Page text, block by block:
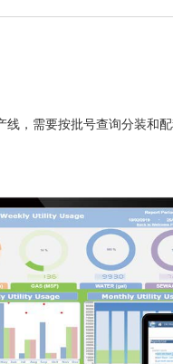
线，需要按批号查询分装和